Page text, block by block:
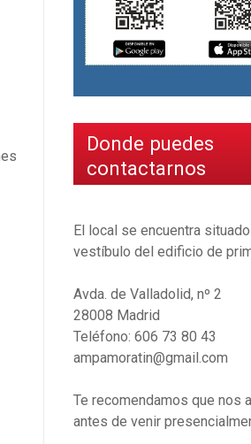
Donde puedes
contactarnos
El local se encuentra
vestíbulo del edificio de
Avda. de Valladolid, nº 2
28008 Madrid
Teléfono: 606 73 80 43
ampamoratin@gmail.com
Te recomendamos que nos
antes de venir